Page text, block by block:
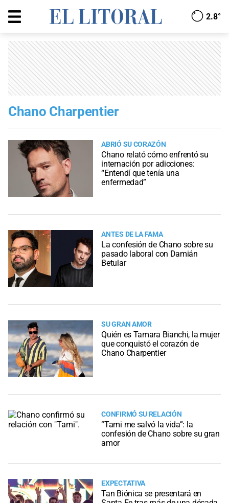
2.8°
Chano Charpentier
ABRIÓ SU CORAZÓN
Chano relató cómo enfrentó su
internación por adicciones:
“Entendí que tenía una
enfermedad”
ANTES DE LA FAMA
La confesión de Chano sobre su
pasado laboral con Damián
Betular
SU GRAN AMOR
Quién es Tamara Bianchi, la mujer
que conquistó el corazón de
Chano Charpentier
CONFIRMÓ SU RELACIÓN
“Tami me salvó la vida”: la
confesión de Chano sobre su gran
amor
EXPECTATIVA
Tan Biónica se presentará en